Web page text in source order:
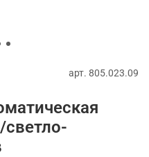
арт. 805.023.09